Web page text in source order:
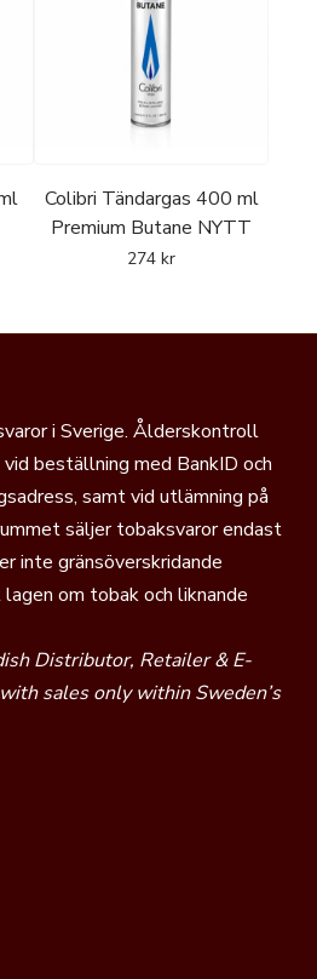
Colibri Tändargas 400 ml
Premium Butane NYTT
274 kr
i Sverige. Ålderskontroll
beställning med BankID och
samt vid utlämning på
säljer tobaksvaror endast
inte gränsöverskridande
om tobak och liknande
Distributor, Retailer & E-
sales only within Sweden’s